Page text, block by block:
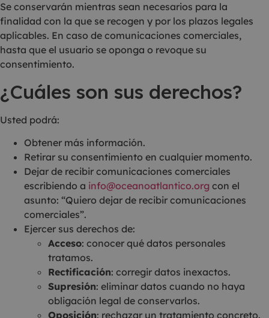
Se conservarán mientras sean necesarios para la
finalidad con la que se recogen y por los plazos legales
aplicables. En caso de comunicaciones comerciales,
hasta que el usuario se oponga o revoque su
consentimiento.
¿Cuáles son sus derechos?
Usted podrá:
Obtener más información.
Retirar su consentimiento en cualquier momento.
Dejar de recibir comunicaciones comerciales
escribiendo a info@oceanoatlantico.org con el
asunto: “Quiero dejar de recibir comunicaciones
comerciales”.
Ejercer sus derechos de:
Acceso: conocer qué datos personales
tratamos.
Rectificación: corregir datos inexactos.
Supresión: eliminar datos cuando no haya
obligación legal de conservarlos.
Oposición: rechazar un tratamiento concreto.